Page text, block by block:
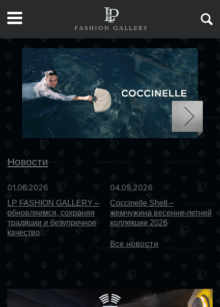
Новости
01.06.2026
LP FASHION GALLERY –
обновляемся, сохраняя
традиции и безупречное
качество
04.05.2026
Coccinelle Shell –
жемчужина весенне-летней
коллекции 2026
Все новости